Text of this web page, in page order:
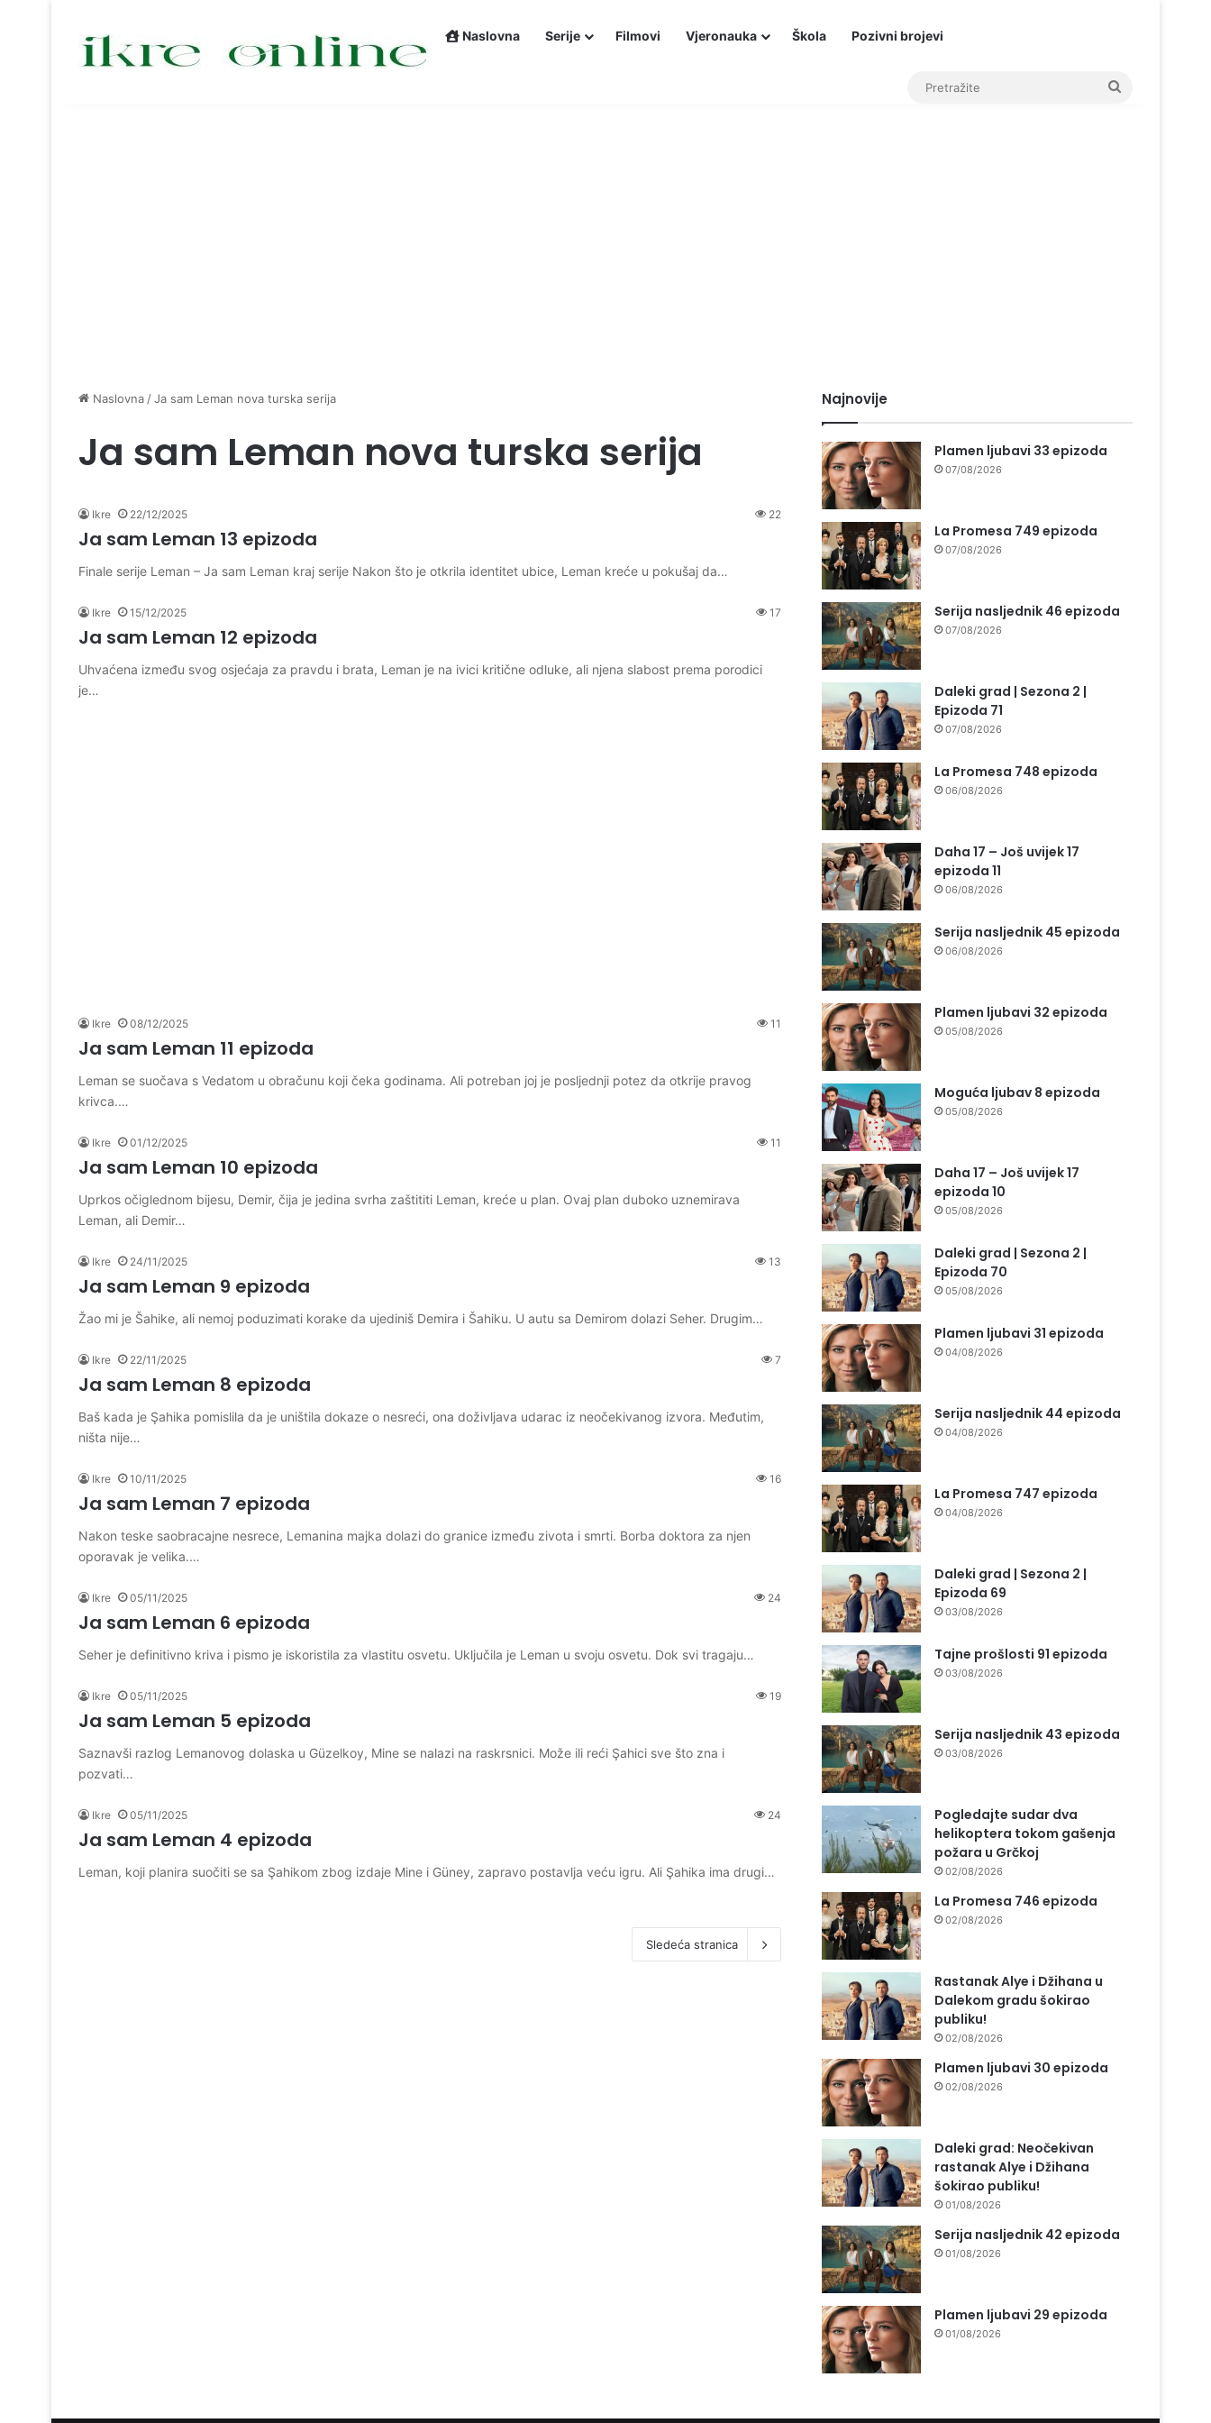
Naslovna Serije Filmovi Vjeronauka Škola Pozivni brojevi
Naslovna /Ja sam Leman nova turska serija
Ja sam Leman nova turska serija
Ikre 22/12/2025 22
Ja sam Leman 13 epizoda
Finale serije Leman – Ja sam Leman kraj serije Nakon što je otkrila identitet ubice, Leman kreće u pokušaj da…
Ikre 15/12/2025 17
Ja sam Leman 12 epizoda
Uhvaćena između svog osjećaja za pravdu i brata, Leman je na ivici kritične odluke, ali njena slabost prema porodici
je…
Ikre 08/12/2025 11
Ja sam Leman 11 epizoda
Leman se suočava s Vedatom u obračunu koji čeka godinama. Ali potreban joj je posljednji potez da otkrije pravog
krivca.…
Ikre 01/12/2025 11
Ja sam Leman 10 epizoda
Uprkos očiglednom bijesu, Demir, čija je jedina svrha zaštititi Leman, kreće u plan. Ovaj plan duboko uznemirava
Leman, ali Demir…
Ikre 24/11/2025 13
Ja sam Leman 9 epizoda
Žao mi je Šahike, ali nemoj poduzimati korake da ujediniš Demira i Šahiku. U autu sa Demirom dolazi Seher. Drugim…
Ikre 22/11/2025 7
Ja sam Leman 8 epizoda
Baš kada je Şahika pomislila da je uništila dokaze o nesreći, ona doživljava udarac iz neočekivanog izvora. Međutim,
ništa nije…
Ikre 10/11/2025 16
Ja sam Leman 7 epizoda
Nakon teske saobracajne nesrece, Lemanina majka dolazi do granice između zivota i smrti. Borba doktora za njen
oporavak je velika.…
Ikre 05/11/2025 24
Ja sam Leman 6 epizoda
Seher je definitivno kriva i pismo je iskoristila za vlastitu osvetu. Uključila je Leman u svoju osvetu. Dok svi tragaju…
Ikre 05/11/2025 19
Ja sam Leman 5 epizoda
Saznavši razlog Lemanovog dolaska u Güzelkoy, Mine se nalazi na raskrsnici. Može ili reći Şahici sve što zna i
pozvati…
Ikre 05/11/2025 24
Ja sam Leman 4 epizoda
Leman, koji planira suočiti se sa Şahikom zbog izdaje Mine i Güney, zapravo postavlja veću igru. Ali Şahika ima drugi…
Sledeća stranica
Najnovije
Plamen ljubavi 33 epizoda
07/08/2026
La Promesa 749 epizoda
07/08/2026
Serija nasljednik 46 epizoda
07/08/2026
Daleki grad | Sezona 2 |
Epizoda 71
07/08/2026
La Promesa 748 epizoda
06/08/2026
Daha 17 – Još uvijek 17
epizoda 11
06/08/2026
Serija nasljednik 45 epizoda
06/08/2026
Plamen ljubavi 32 epizoda
05/08/2026
Moguća ljubav 8 epizoda
05/08/2026
Daha 17 – Još uvijek 17
epizoda 10
05/08/2026
Daleki grad | Sezona 2 |
Epizoda 70
05/08/2026
Plamen ljubavi 31 epizoda
04/08/2026
Serija nasljednik 44 epizoda
04/08/2026
La Promesa 747 epizoda
04/08/2026
Daleki grad | Sezona 2 |
Epizoda 69
03/08/2026
Tajne prošlosti 91 epizoda
03/08/2026
Serija nasljednik 43 epizoda
03/08/2026
Pogledajte sudar dva
helikoptera tokom gašenja
požara u Grčkoj
02/08/2026
La Promesa 746 epizoda
02/08/2026
Rastanak Alye i Džihana u
Dalekom gradu šokirao
publiku!
02/08/2026
Plamen ljubavi 30 epizoda
02/08/2026
Daleki grad: Neočekivan
rastanak Alye i Džihana
šokirao publiku!
01/08/2026
Serija nasljednik 42 epizoda
01/08/2026
Plamen ljubavi 29 epizoda
01/08/2026